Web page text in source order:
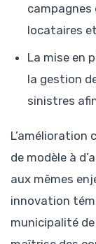
campagnes
locataires
La mise en
la gestion
sinistres
de modèle à
aux mêmes
innovation
municipalité